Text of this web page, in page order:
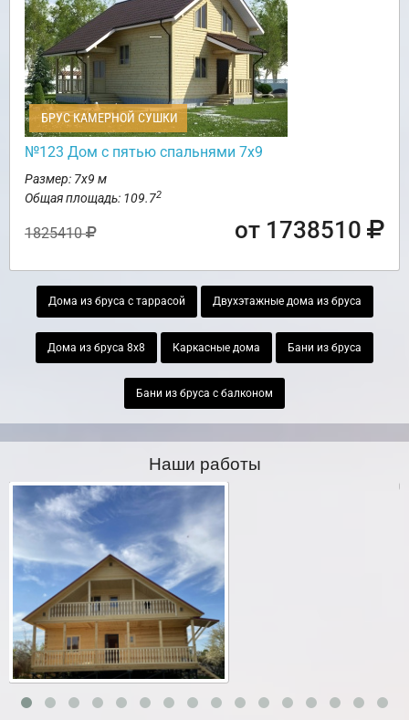
БРУС КАМЕРНОЙ СУШКИ
№123 Дом с пятью спальнями 7х9
Размер: 7х9 м
Общая площадь: 109.72
1825410 от 1738510
Дома из бруса с таррасой Двухэтажные дома из бруса
Дома из бруса 8х8 Каркасные дома Бани из бруса
Бани из бруса с балконом
Наши работы